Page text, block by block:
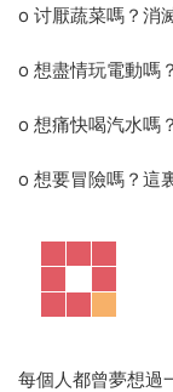
o 讨厭蔬菜嗎？消
o 想盡情玩電動嗎
o 想痛快喝汽水嗎
o 想要冒險嗎？這
每個人都曾夢想過